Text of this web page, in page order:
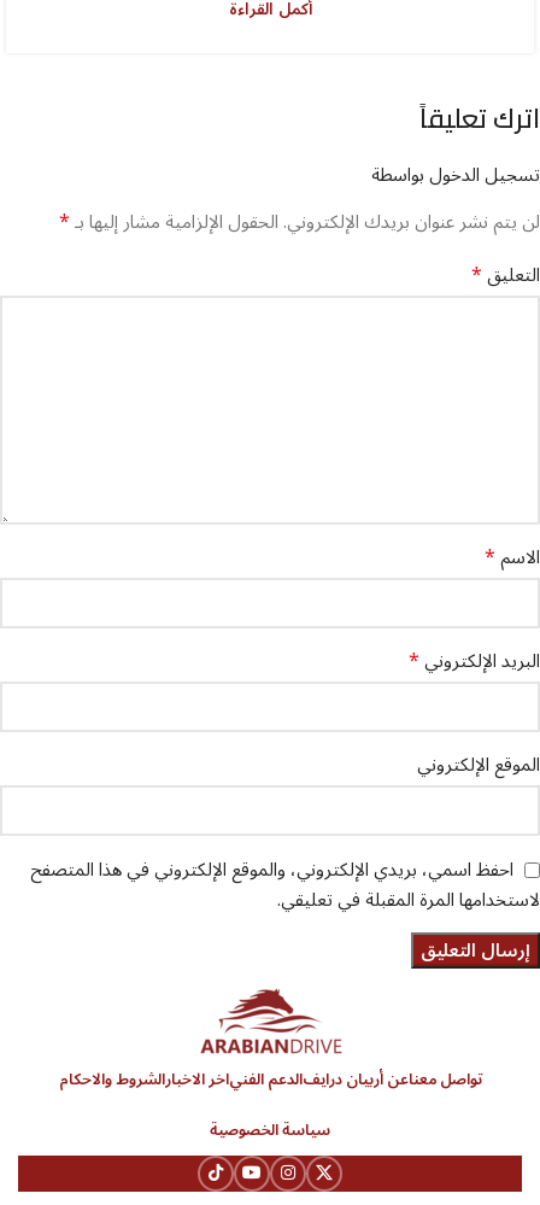
أكمل القراءة
اترك تعليقاً
تسجيل الدخول بواسطة
لن يتم نشر عنوان بريدك الإلكتروني.الحقول الإلزامية مشار إليها بـ*
التعليق*
الاسم*
البريد الإلكتروني*
الموقع الإلكتروني
احفظ اسمي، بريدي الإلكتروني، والموقع الإلكتروني في هذا المتصفح
لاستخدامها المرة المقبلة في تعليقي.
تواصل معناعن أربيان درايفالدعم الفنياخر الاخبارالشروط والاحكام
سياسة الخصوصية